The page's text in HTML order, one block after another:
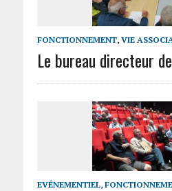
FONCTIONNEMENT, VIE
Le bureau directeur
EVÉNEMENTIEL,